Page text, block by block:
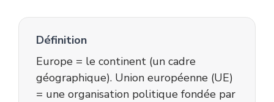
Définition
Europe = le continent (un cadre
géographique). Union européenne (UE)
= une organisation politique fondée par